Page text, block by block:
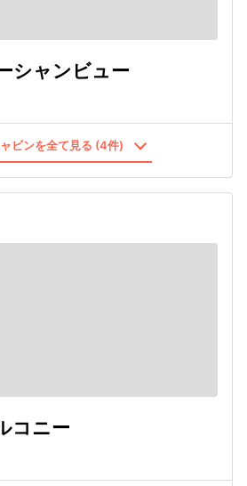
シャンビュー
ビンを全て見る (4件)
コニー